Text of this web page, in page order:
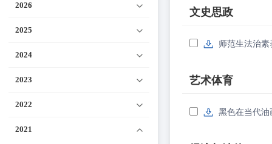
2026
2025
2024
2023
2022
2021
文史思政
师范生法治
艺术体育
黑色在当代